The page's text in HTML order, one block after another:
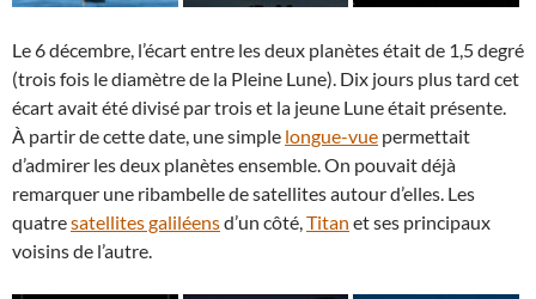
Le 6 décembre, l’écart entre les deux planètes était de 1,5 degré
(trois fois le diamètre de la Pleine Lune). Dix jours plus tard cet
écart avait été divisé par trois et la jeune Lune était présente.
À partir de cette date, une simple longue-vue permettait
d’admirer les deux planètes ensemble. On pouvait déjà
remarquer une ribambelle de satellites autour d’elles. Les
quatresatellites galiléensd’un côté, Titan et ses principaux
voisins de l’autre.